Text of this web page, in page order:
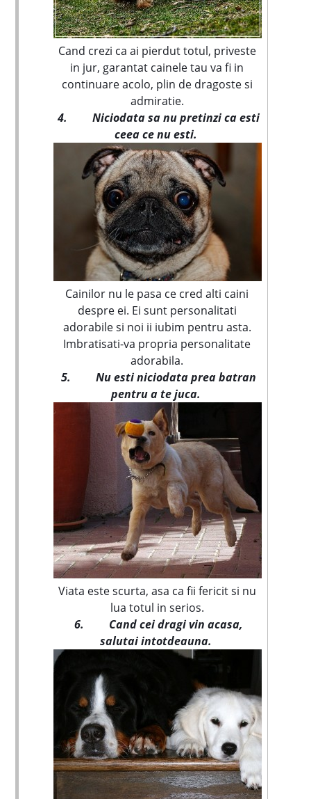
Cand crezi ca ai pierdut totul, priveste
in jur, garantat cainele tau va fi in
continuare acolo, plin de dragoste si
admiratie.
4.
Niciodata sa nu pretinzi ca esti
ceea ce nu esti.
Cainilor nu le pasa ce cred alti caini
despre ei. Ei sunt personalitati
adorabile si noi ii iubim pentru asta.
Imbratisati-va propria personalitate
adorabila.
5.
Nu esti niciodata prea batran
pentru a te juca.
Viata este scurta, asa ca fii fericit si nu
lua totul in serios.
6.
Cand cei dragi vin acasa,
salutai intotdeauna.